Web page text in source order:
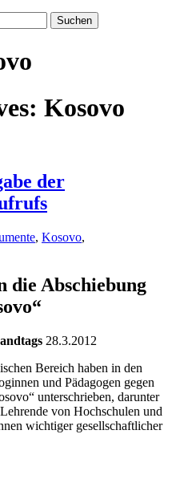
Kosovo
der
, Kosovo,
die Abschiebung
28.3.2012
Bereich haben in den
und Pädagogen gegen
unterschrieben, darunter
von Hochschulen und
wichtiger gesellschaftlicher